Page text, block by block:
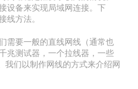
设备来实现局域网连接。下
线方法。
需要一般的直线网线（通常也
兆测试器，一个拉线器，一些
我们以制作网线的方式来介绍网